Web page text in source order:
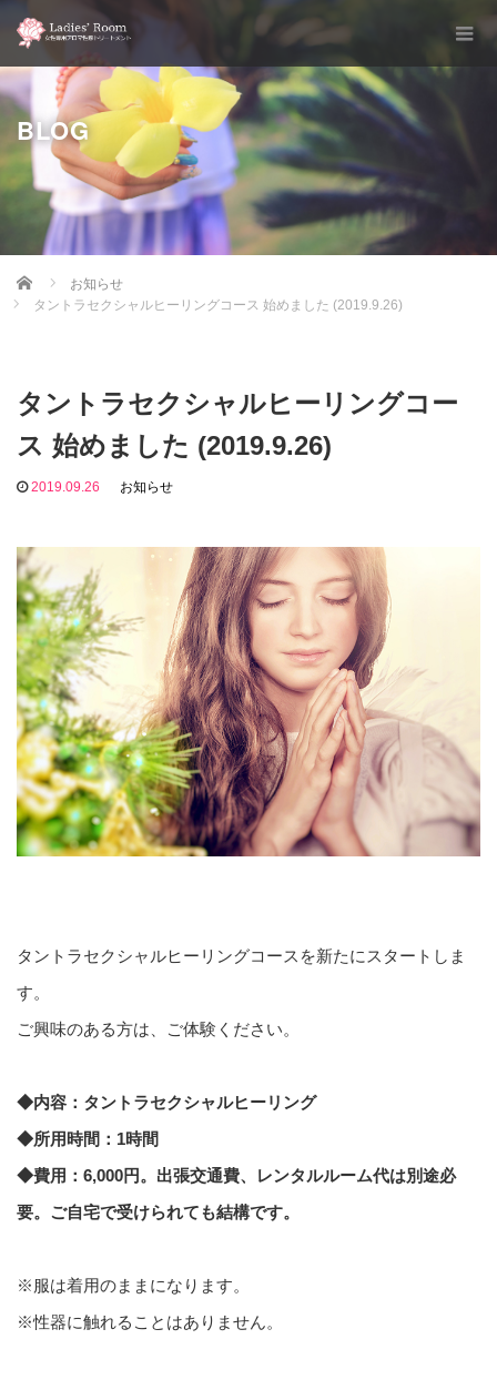
BLOG
Home
お知らせ
タントラセクシャルヒーリングコース 始めました (2019.9.26)
タントラセクシャルヒーリングコー
ス 始めました (2019.9.26)
2019.09.26 お知らせ
タントラセクシャルヒーリングコースを新たにスタートしま
す。
ご興味のある方は、ご体験ください。
◆内容：タントラセクシャルヒーリング
◆所用時間：1時間
◆費用：6,000円。出張交通費、レンタルルーム代は別途必
要。ご自宅で受けられても結構です。
※服は着用のままになります。
※性器に触れることはありません。